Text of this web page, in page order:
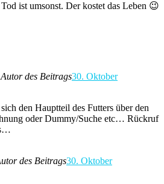
ist umsonst. Der kostet das Leben 😉
Autor des Beitrags30. Oktober
den Hauptteil des Futters über den
oder Dummy/Suche etc… Rückruf
des Beitrags30. Oktober